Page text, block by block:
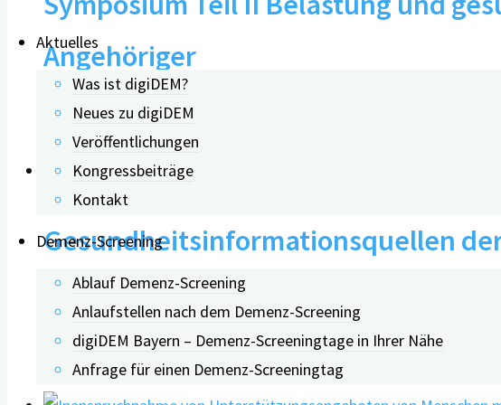
Aktuelles
Was ist digiDEM?
Neues zu digiDEM
Veröffentlichungen
Kongressbeiträge
Kontakt
Demenz-Screening
Ablauf Demenz-Screening
Anlaufstellen nach dem Demenz-Screening
digiDEM Bayern – Demenz-Screeningtage in Ihrer Nähe
Anfrage für einen Demenz-Screeningtag
Angehöriger
01.10.2022
Gesundheitsinformationsquellen
kognitiven Beeinträchtigungen:
11.10.2024